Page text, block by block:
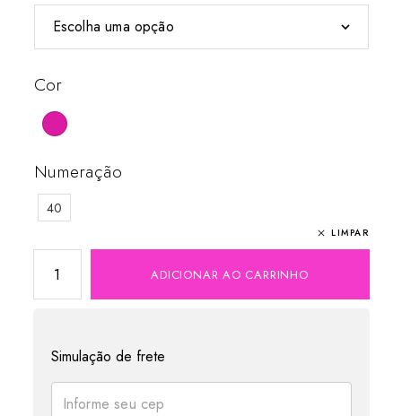
Cor
Numeração
40
LIMPAR
ADICIONAR AO CARRINHO
Simulação de frete